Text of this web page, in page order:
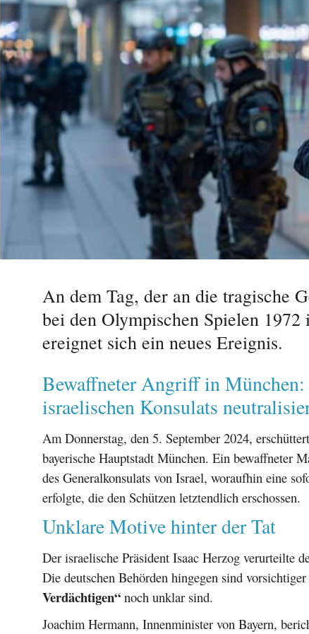
An dem Tag, der an die tragische
bei den Olympischen Spielen
ereignet sich ein neues Ereignis.
Bewaffneter Angriff in München:
israelischen Konsulats
Am Donnerstag, den 5. September 2024,
bayerische Hauptstadt München. Ein bewaffneter
des Generalkonsulats von Israel, woraufhin eine
erfolgte, die den Schützen letztendlich erschossen.
Unklare Motive hinter der Tat
Der israelische Präsident Isaac Herzog verurteilte
Die deutschen Behörden hingegen sind
Verdächtigen“ noch unklar sind.
Joachim Hermann, Innenminister von Bayern,